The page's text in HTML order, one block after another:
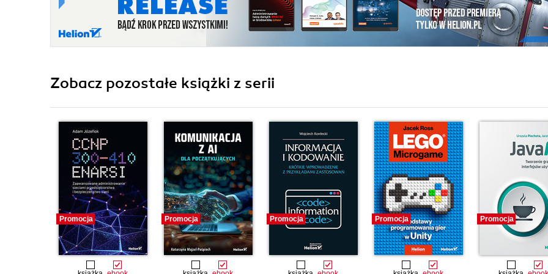
Zobacz pozostałe książki z serii
Promocja Promocja Promocja Promocja Promocja